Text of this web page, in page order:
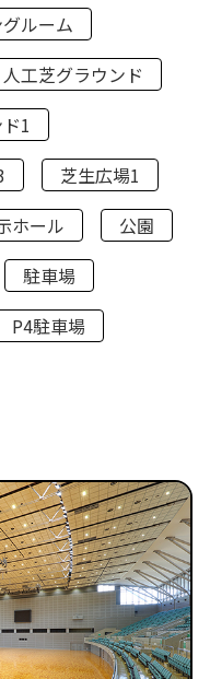
ルーム
人工芝グラウンド
1
芝生広場1
ホール
公園
駐車場
P4駐車場